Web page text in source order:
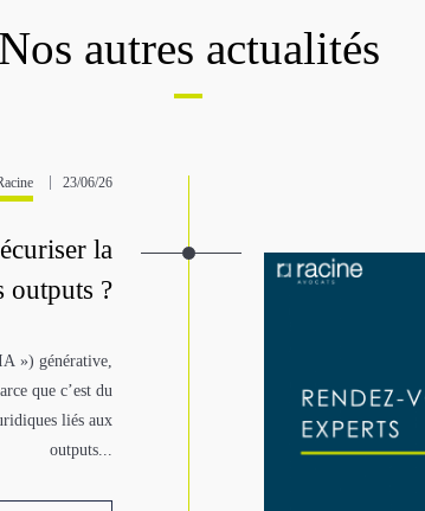
Nos autres actualités
23/06/26
la
outputs ?
») générative,
que c’est du
liés aux
outputs...